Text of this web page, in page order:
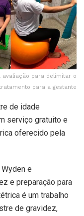
para delimitar o
para a gestante
de idade
serviço gratuito e
oferecido pela
e
e preparação para
é um trabalho
de gravidez,